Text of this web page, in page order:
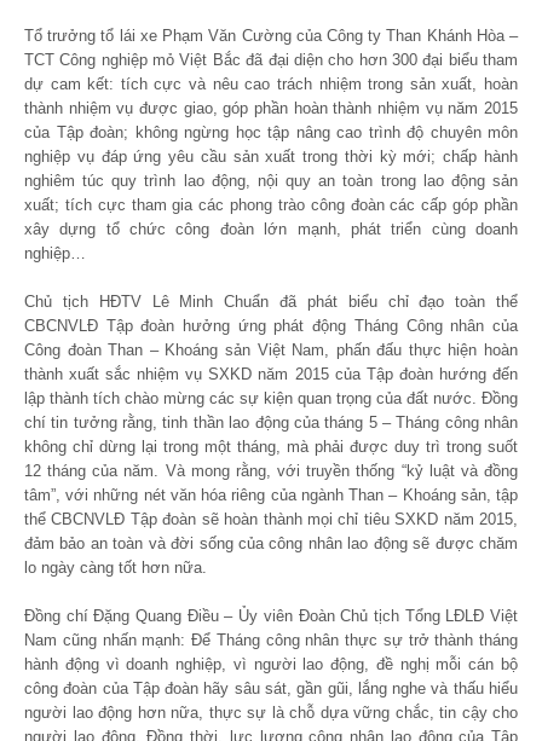
Tổ trưởng tổ lái xe Phạm Văn Cường của Công ty Than Khánh Hòa –
TCT Công nghiệp mỏ Việt Bắc đã đại diện cho hơn 300 đại biểu tham
dự cam kết: tích cực và nêu cao trách nhiệm trong sản xuất, hoàn
thành nhiệm vụ được giao, góp phần hoàn thành nhiệm vụ năm 2015
của Tập đoàn; không ngừng học tập nâng cao trình độ chuyên môn
nghiệp vụ đáp ứng yêu cầu sản xuất trong thời kỳ mới; chấp hành
nghiêm túc quy trình lao động, nội quy an toàn trong lao động sản
xuất; tích cực tham gia các phong trào công đoàn các cấp góp phần
xây dựng tổ chức công đoàn lớn mạnh, phát triển cùng doanh
nghiệp…
Chủ tịch HĐTV Lê Minh Chuẩn đã phát biểu chỉ đạo toàn thể
CBCNVLĐ Tập đoàn hưởng ứng phát động Tháng Công nhân của
Công đoàn Than – Khoáng sản Việt Nam, phấn đấu thực hiện hoàn
thành xuất sắc nhiệm vụ SXKD năm 2015 của Tập đoàn hướng đến
lập thành tích chào mừng các sự kiện quan trọng của đất nước. Đồng
chí tin tưởng rằng, tinh thần lao động của tháng 5 – Tháng công nhân
không chỉ dừng lại trong một tháng, mà phải được duy trì trong suốt
12 tháng của năm. Và mong rằng, với truyền thống “kỷ luật và đồng
tâm”, với những nét văn hóa riêng của ngành Than – Khoáng sản, tập
thể CBCNVLĐ Tập đoàn sẽ hoàn thành mọi chỉ tiêu SXKD năm 2015,
đảm bảo an toàn và đời sống của công nhân lao động sẽ được chăm
lo ngày càng tốt hơn nữa.
Đồng chí Đặng Quang Điều – Ủy viên Đoàn Chủ tịch Tổng LĐLĐ Việt
Nam cũng nhấn mạnh: Để Tháng công nhân thực sự trở thành tháng
hành động vì doanh nghiệp, vì người lao động, đề nghị mỗi cán bộ
công đoàn của Tập đoàn hãy sâu sát, gần gũi, lắng nghe và thấu hiểu
người lao động hơn nữa, thực sự là chỗ dựa vững chắc, tin cậy cho
người lao động. Đồng thời, lực lượng công nhân lao động của Tập